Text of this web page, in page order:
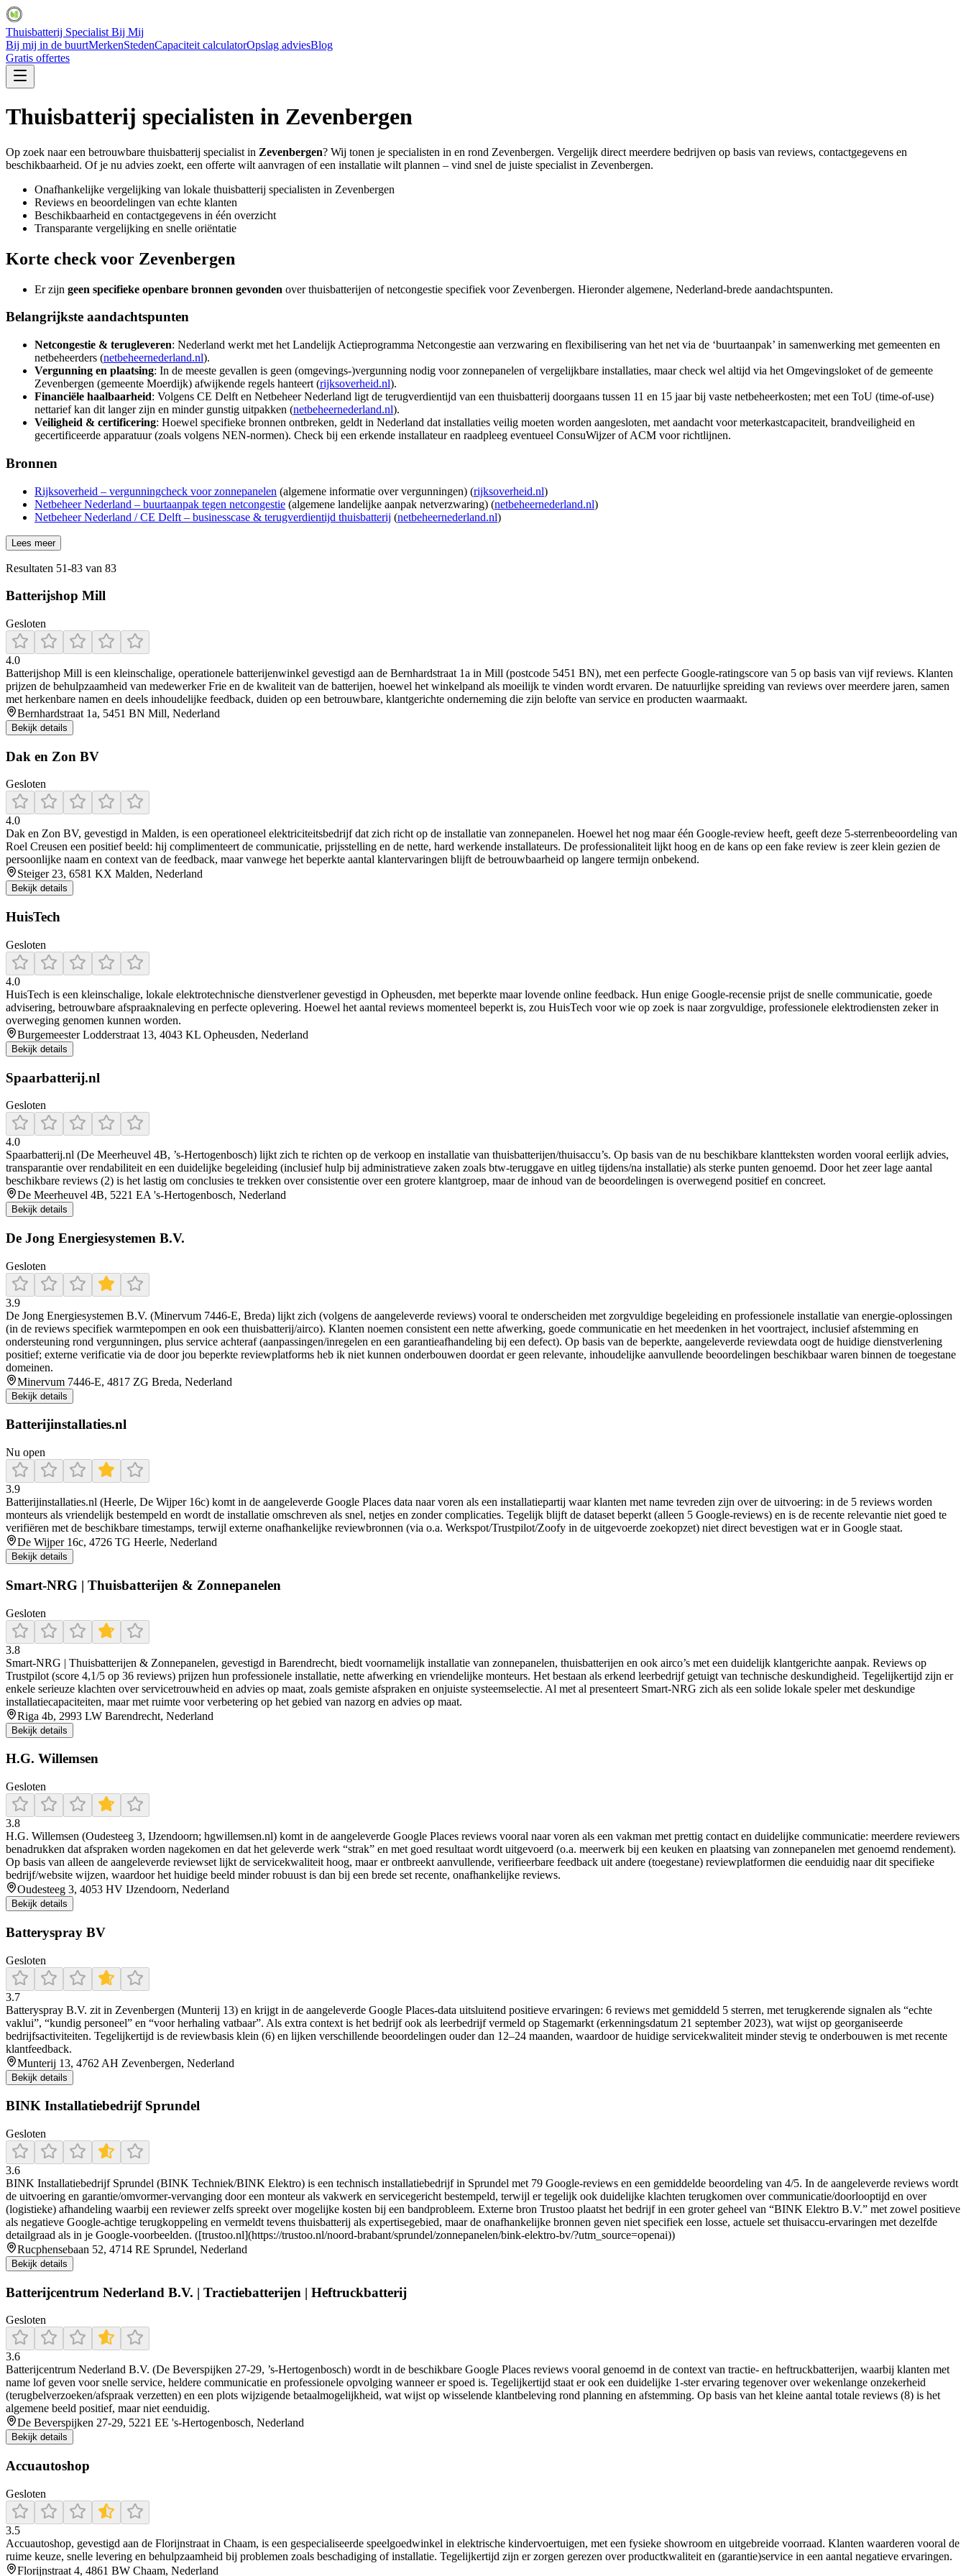
Thuisbatterij Specialist Bij Mij
Bij mij in de buurtMerkenStedenCapaciteit calculatorOpslag adviesBlog
Gratis offertes
Thuisbatterij specialisten in Zevenbergen
Op zoek naar een betrouwbare thuisbatterij specialist in Zevenbergen? Wij tonen je specialisten in en rond Zevenbergen. Vergelijk direct meerdere bedrijven op basis van reviews, contactgegevens en
beschikbaarheid. Of je nu advies zoekt, een offerte wilt aanvragen of een installatie wilt plannen – vind snel de juiste specialist in Zevenbergen.
Onafhankelijke vergelijking van lokale thuisbatterij specialisten in Zevenbergen
Reviews en beoordelingen van echte klanten
Beschikbaarheid en contactgegevens in één overzicht
Transparante vergelijking en snelle oriëntatie
Korte check voor Zevenbergen
Er zijn geen specifieke openbare bronnen gevonden over thuisbatterijen of netcongestie specifiek voor Zevenbergen. Hieronder algemene, Nederland-brede aandachtspunten.
Belangrijkste aandachtspunten
Netcongestie & terugleveren: Nederland werkt met het Landelijk Actieprogramma Netcongestie aan verzwaring en flexibilisering van het net via de ‘buurtaanpak’ in samenwerking met gemeenten en
netbeheerders (netbeheernederland.nl).
Vergunning en plaatsing: In de meeste gevallen is geen (omgevings‑)vergunning nodig voor zonnepanelen of vergelijkbare installaties, maar check wel altijd via het Omgevingsloket of de gemeente
Zevenbergen (gemeente Moerdijk) afwijkende regels hanteert (rijksoverheid.nl).
Financiële haalbaarheid: Volgens CE Delft en Netbeheer Nederland ligt de terugverdientijd van een thuisbatterij doorgaans tussen 11 en 15 jaar bij vaste netbeheerkosten; met een ToU (time-of-use)
nettarief kan dit langer zijn en minder gunstig uitpakken (netbeheernederland.nl).
Veiligheid & certificering: Hoewel specifieke bronnen ontbreken, geldt in Nederland dat installaties veilig moeten worden aangesloten, met aandacht voor meterkastcapaciteit, brandveiligheid en
gecertificeerde apparatuur (zoals volgens NEN-normen). Check bij een erkende installateur en raadpleeg eventueel ConsuWijzer of ACM voor richtlijnen.
Bronnen
Rijksoverheid – vergunningcheck voor zonnepanelen (algemene informatie over vergunningen) (rijksoverheid.nl)
Netbeheer Nederland – buurtaanpak tegen netcongestie (algemene landelijke aanpak netverzwaring) (netbeheernederland.nl)
Netbeheer Nederland / CE Delft – businesscase & terugverdientijd thuisbatterij (netbeheernederland.nl)
Lees meer
Resultaten 51-83 van 83
Batterijshop Mill
Gesloten
4.0
Batterijshop Mill is een kleinschalige, operationele batterijenwinkel gevestigd aan de Bernhardstraat 1a in Mill (postcode 5451 BN), met een perfecte Google-ratingscore van 5 op basis van vijf reviews. Klanten
prijzen de behulpzaamheid van medewerker Frie en de kwaliteit van de batterijen, hoewel het winkelpand als moeilijk te vinden wordt ervaren. De natuurlijke spreiding van reviews over meerdere jaren, samen
met herkenbare namen en deels inhoudelijke feedback, duiden op een betrouwbare, klantgerichte onderneming die zijn belofte van service en producten waarmaakt.
Bernhardstraat 1a, 5451 BN Mill, Nederland
Bekijk details
Dak en Zon BV
Gesloten
4.0
Dak en Zon BV, gevestigd in Malden, is een operationeel elektriciteitsbedrijf dat zich richt op de installatie van zonnepanelen. Hoewel het nog maar één Google-review heeft, geeft deze 5‑sterrenbeoordeling van
Roel Creusen een positief beeld: hij complimenteert de communicatie, prijsstelling en de nette, hard werkende installateurs. De professionaliteit lijkt hoog en de kans op een fake review is zeer klein gezien de
persoonlijke naam en context van de feedback, maar vanwege het beperkte aantal klantervaringen blijft de betrouwbaarheid op langere termijn onbekend.
Steiger 23, 6581 KX Malden, Nederland
Bekijk details
HuisTech
Gesloten
4.0
HuisTech is een kleinschalige, lokale elektrotechnische dienstverlener gevestigd in Opheusden, met beperkte maar lovende online feedback. Hun enige Google-recensie prijst de snelle communicatie, goede
advisering, betrouwbare afspraaknaleving en perfecte oplevering. Hoewel het aantal reviews momenteel beperkt is, zou HuisTech voor wie op zoek is naar zorgvuldige, professionele elektrodiensten zeker in
overweging genomen kunnen worden.
Burgemeester Lodderstraat 13, 4043 KL Opheusden, Nederland
Bekijk details
Spaarbatterij.nl
Gesloten
4.0
Spaarbatterij.nl (De Meerheuvel 4B, ’s-Hertogenbosch) lijkt zich te richten op de verkoop en installatie van thuisbatterijen/thuisaccu’s. Op basis van de nu beschikbare klantteksten worden vooral eerlijk advies,
transparantie over rendabiliteit en een duidelijke begeleiding (inclusief hulp bij administratieve zaken zoals btw-teruggave en uitleg tijdens/na installatie) als sterke punten genoemd. Door het zeer lage aantal
beschikbare reviews (2) is het lastig om conclusies te trekken over consistentie over een grotere klantgroep, maar de inhoud van de beoordelingen is overwegend positief en concreet.
De Meerheuvel 4B, 5221 EA 's-Hertogenbosch, Nederland
Bekijk details
De Jong Energiesystemen B.V.
Gesloten
3.9
De Jong Energiesystemen B.V. (Minervum 7446-E, Breda) lijkt zich (volgens de aangeleverde reviews) vooral te onderscheiden met zorgvuldige begeleiding en professionele installatie van energie-oplossingen
(in de reviews specifiek warmtepompen en ook een thuisbatterij/airco). Klanten noemen consistent een nette afwerking, goede communicatie en het meedenken in het voortraject, inclusief afstemming en
ondersteuning rond vergunningen, plus service achteraf (aanpassingen/inregelen en een garantieafhandeling bij een defect). Op basis van de beperkte, aangeleverde reviewdata oogt de huidige dienstverlening
positief; externe verificatie via de door jou beperkte reviewplatforms heb ik niet kunnen onderbouwen doordat er geen relevante, inhoudelijke aanvullende beoordelingen beschikbaar waren binnen de toegestane
domeinen.
Minervum 7446-E, 4817 ZG Breda, Nederland
Bekijk details
Batterijinstallaties.nl
Nu open
3.9
Batterijinstallaties.nl (Heerle, De Wijper 16c) komt in de aangeleverde Google Places data naar voren als een installatiepartij waar klanten met name tevreden zijn over de uitvoering: in de 5 reviews worden
monteurs als vriendelijk bestempeld en wordt de installatie omschreven als snel, netjes en zonder complicaties. Tegelijk blijft de dataset beperkt (alleen 5 Google-reviews) en is de recente relevantie niet goed te
verifiëren met de beschikbare timestamps, terwijl externe onafhankelijke reviewbronnen (via o.a. Werkspot/Trustpilot/Zoofy in de uitgevoerde zoekopzet) niet direct bevestigen wat er in Google staat.
De Wijper 16c, 4726 TG Heerle, Nederland
Bekijk details
Smart-NRG | Thuisbatterijen & Zonnepanelen
Gesloten
3.8
Smart‑NRG | Thuisbatterijen & Zonnepanelen, gevestigd in Barendrecht, biedt voornamelijk installatie van zonnepanelen, thuisbatterijen en ook airco’s met een duidelijk klantgerichte aanpak. Reviews op
Trustpilot (score 4,1/5 op 36 reviews) prijzen hun professionele installatie, nette afwerking en vriendelijke monteurs. Het bestaan als erkend leerbedrijf getuigt van technische deskundigheid. Tegelijkertijd zijn er
enkele serieuze klachten over servicetrouwheid en advies op maat, zoals gemiste afspraken en onjuiste systeemselectie. Al met al presenteert Smart‑NRG zich als een solide lokale speler met deskundige
installatiecapaciteiten, maar met ruimte voor verbetering op het gebied van nazorg en advies op maat.
Riga 4b, 2993 LW Barendrecht, Nederland
Bekijk details
H.G. Willemsen
Gesloten
3.8
H.G. Willemsen (Oudesteeg 3, IJzendoorn; hgwillemsen.nl) komt in de aangeleverde Google Places reviews vooral naar voren als een vakman met prettig contact en duidelijke communicatie: meerdere reviewers
benadrukken dat afspraken worden nagekomen en dat het geleverde werk “strak” en met goed resultaat wordt uitgevoerd (o.a. meerwerk bij een keuken en plaatsing van zonnepanelen met genoemd rendement).
Op basis van alleen de aangeleverde reviewset lijkt de servicekwaliteit hoog, maar er ontbreekt aanvullende, verifieerbare feedback uit andere (toegestane) reviewplatformen die eenduidig naar dit specifieke
bedrijf/website wijzen, waardoor het huidige beeld minder robuust is dan bij een brede set recente, onafhankelijke reviews.
Oudesteeg 3, 4053 HV IJzendoorn, Nederland
Bekijk details
Batteryspray BV
Gesloten
3.7
Batteryspray B.V. zit in Zevenbergen (Munterij 13) en krijgt in de aangeleverde Google Places-data uitsluitend positieve ervaringen: 6 reviews met gemiddeld 5 sterren, met terugkerende signalen als “echte
vaklui”, “kundig personeel” en “voor herhaling vatbaar”. Als extra context is het bedrijf ook als leerbedrijf vermeld op Stagemarkt (erkenningsdatum 21 september 2023), wat wijst op georganiseerde
bedrijfsactiviteiten. Tegelijkertijd is de reviewbasis klein (6) en lijken verschillende beoordelingen ouder dan 12–24 maanden, waardoor de huidige servicekwaliteit minder stevig te onderbouwen is met recente
klantfeedback.
Munterij 13, 4762 AH Zevenbergen, Nederland
Bekijk details
BINK Installatiebedrijf Sprundel
Gesloten
3.6
BINK Installatiebedrijf Sprundel (BINK Techniek/BINK Elektro) is een technisch installatiebedrijf in Sprundel met 79 Google-reviews en een gemiddelde beoordeling van 4/5. In de aangeleverde reviews wordt
de uitvoering en garantie/omvormer-vervanging door een monteur als vakwerk en servicegericht bestempeld, terwijl er tegelijk ook duidelijke klachten terugkomen over communicatie/doorlooptijd en over
(logistieke) afhandeling waarbij een reviewer zelfs spreekt over mogelijke kosten bij een bandprobleem. Externe bron Trustoo plaatst het bedrijf in een groter geheel van “BINK Elektro B.V.” met zowel positieve
als negatieve Google-achtige terugkoppeling en vermeldt tevens thuisbatterij als expertisegebied, maar de onafhankelijke bronnen geven niet specifiek een losse, actuele set thuisaccu-ervaringen met dezelfde
detailgraad als in je Google-voorbeelden. ([trustoo.nl](https://trustoo.nl/noord-brabant/sprundel/zonnepanelen/bink-elektro-bv/?utm_source=openai))
Rucphensebaan 52, 4714 RE Sprundel, Nederland
Bekijk details
Batterijcentrum Nederland B.V. | Tractiebatterijen | Heftruckbatterij
Gesloten
3.6
Batterijcentrum Nederland B.V. (De Beverspijken 27-29, ’s‑Hertogenbosch) wordt in de beschikbare Google Places reviews vooral genoemd in de context van tractie- en heftruckbatterijen, waarbij klanten met
name lof geven voor snelle service, heldere communicatie en professionele opvolging wanneer er spoed is. Tegelijkertijd staat er ook een duidelijke 1‑ster ervaring tegenover over wekenlange onzekerheid
(terugbelverzoeken/afspraak verzetten) en een plots wijzigende betaalmogelijkheid, wat wijst op wisselende klantbeleving rond planning en afstemming. Op basis van het kleine aantal totale reviews (8) is het
algemene beeld positief, maar niet eenduidig.
De Beverspijken 27-29, 5221 EE 's-Hertogenbosch, Nederland
Bekijk details
Accuautoshop
Gesloten
3.5
Accuautoshop, gevestigd aan de Florijnstraat in Chaam, is een gespecialiseerde speelgoedwinkel in elektrische kindervoertuigen, met een fysieke showroom en uitgebreide voorraad. Klanten waarderen vooral de
ruime keuze, snelle levering en behulpzaamheid bij problemen zoals beschadiging of installatie. Tegelijkertijd zijn er zorgen gerezen over productkwaliteit en (garantie)service in een aantal negatieve ervaringen.
Florijnstraat 4, 4861 BW Chaam, Nederland